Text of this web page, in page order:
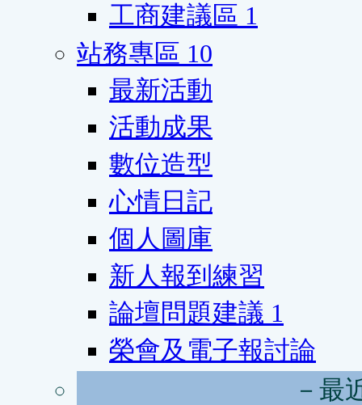
工商建議區 1
站務專區 10
最新活動
活動成果
數位造型
心情日記
個人圖庫
新人報到練習
論壇問題建議 1
榮會及電子報討論
－最